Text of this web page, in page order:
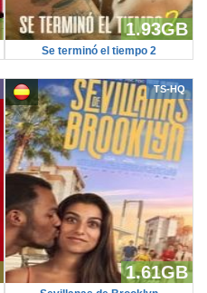
1.93GB
Se terminó el tiempo 2
TS-HQ
1.61GB